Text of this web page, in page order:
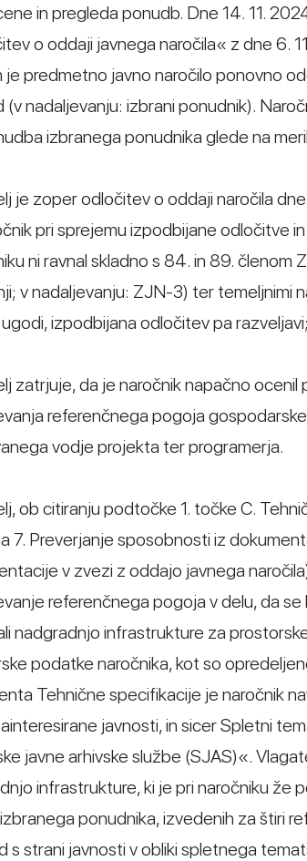
in pregleda ponudb. Dne 14. 11.
o oddaji javnega naročila« z dne 6.
je predmetno javno naročilo ponovno
(v nadaljevanju: izbrani ponudnik).
izbranega ponudnika glede na
je zoper odločitev o oddaji naročila
pri sprejemu izpodbijane odločitve
ni ravnal skladno s 84. in 89. členom
v nadaljevanju: ZJN-3) ter temeljnimi
izpodbijana odločitev pa
zatrjuje, da je naročnik napačno
referenčnega pogoja
vodje projekta ter programerja.
ob citiranju podtočke 1. točke C.
7. Preverjanje sposobnosti iz
v zvezi z oddajo javnega
referenčnega pogoja v delu, da
nadgradnjo infrastrukture za
podatke naročnika, kot so
Tehnične specifikacije je naročnik
javnosti, in sicer Spletni
javne arhivske službe (SJAS)«.
infrastrukture, ki je pri naročniku že
ponudnika, izvedenih za štiri
s strani javnosti v obliki spletnega